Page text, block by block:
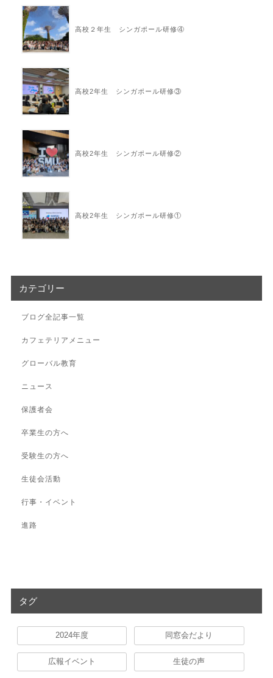
高校２年生 シンガポール研修④
高校2年生 シンガポール研修③
高校2年生 シンガポール研修②
高校2年生 シンガポール研修①
カテゴリー
ブログ全記事一覧
カフェテリアメニュー
グローバル教育
ニュース
保護者会
卒業生の方へ
受験生の方へ
生徒会活動
行事・イベント
進路
タグ
2024年度 同窓会だより
広報イベント 生徒の声